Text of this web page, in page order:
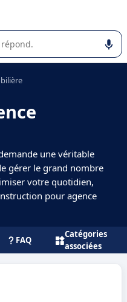
ou la sélection de
une véritable
gérer le grand nombre
votre quotidien,
pour agence
FAQ
Catégories
associées